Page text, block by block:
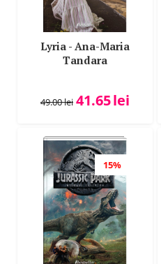
Lyria - Ana-Maria
Tandara
49.00lei 41.65lei
15%